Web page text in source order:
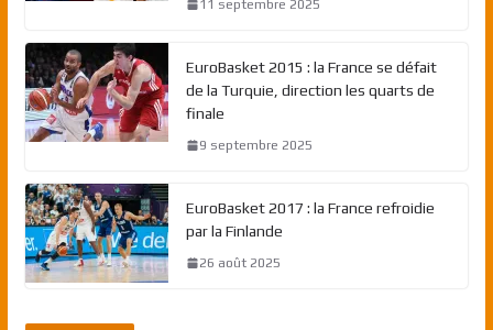
11 septembre 2025
EuroBasket 2015 : la France se défait
de la Turquie, direction les quarts de
finale
9 septembre 2025
EuroBasket 2017 : la France refroidie
par la Finlande
26 août 2025